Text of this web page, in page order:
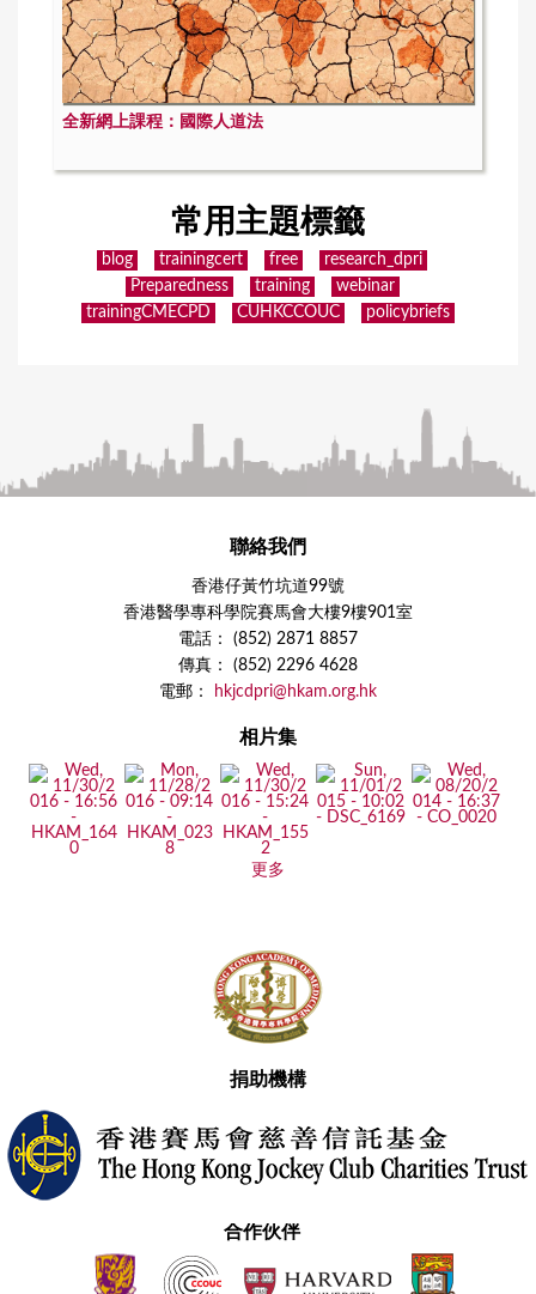
全新網上課程：國際人道法
常用主題標籤
blog trainingcert free
research_dpri
Preparedness
training
webinar
trainingCMECPD
CUHKCCOUC policybriefs
聯絡我們
香港仔黃竹坑道99號
香港醫學專科學院賽馬會大樓9樓901室
電話： (852) 2871 8857
傳真： (852) 2296 4628
電郵：
hkjcdpri@hkam.org.hk
相片集
更多
捐助機構
合作伙伴